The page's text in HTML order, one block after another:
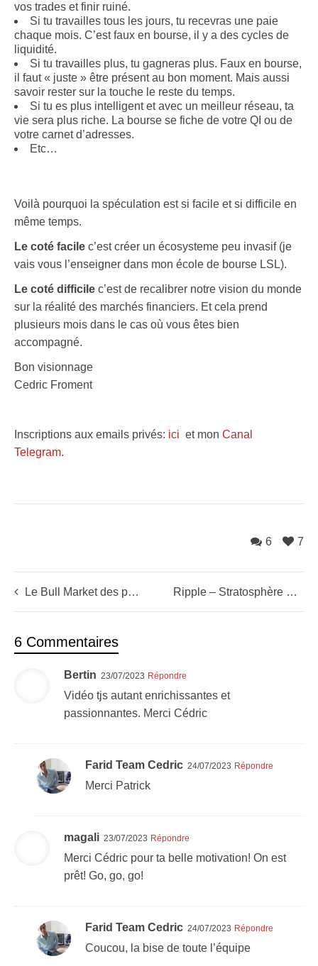
vos trades et finir ruiné.
Si tu travailles tous les jours, tu recevras une paie
chaque mois. C’est faux en bourse, il y a des cycles de
liquidité.
Si tu travailles plus, tu gagneras plus. Faux en bourse,
il faut « juste » être présent au bon moment. Mais aussi
savoir rester sur la touche le reste du temps.
Si tu es plus intelligent et avec un meilleur réseau, ta
vie sera plus riche. La bourse se fiche de votre QI ou de
votre carnet d’adresses.
Etc…
Voilà pourquoi la spéculation est si facile et si difficile en
même temps.
Le coté facile c’est créer un écosysteme peu invasif (je
vais vous l’enseigner dans mon école de bourse LSL).
Le coté difficile c’est de recalibrer notre vision du monde
sur la réalité des marchés financiers. Et cela prend
plusieurs mois dans le cas où vous êtes bien
accompagné.
Bon visionnage
Cedric Froment
Inscriptions aux emails privés: ici et mon Canal
Telegram.
7
6
Le Bull Market des pays communistes Ripple – Stratosphère enclenchée ?
6 Commentaires
Bertin 23/07/2023 Répondre
Vidéo tjs autant enrichissantes et
passionnantes. Merci Cédric
Farid Team Cedric 24/07/2023 Répondre
Merci Patrick
magali 23/07/2023 Répondre
Merci Cédric pour ta belle motivation! On est
prêt! Go, go, go!
Farid Team Cedric 24/07/2023 Répondre
Coucou, la bise de toute l’équipe